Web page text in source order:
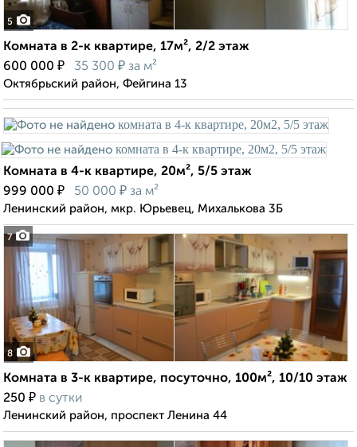
5
Комната в 2-к квартире, 17м², 2/2 этаж
600 000 ₽ 35 300 ₽ за м²
Октябрьский район, Фейгина 13
7
Комната в 4-к квартире, 20м², 5/5 этаж
999 000 ₽ 50 000 ₽ за м²
Ленинский район, мкр. Юрьевец, Михалькова 3Б
8
Комната в 3-к квартире, посуточно, 100м², 10/10 этаж
250 ₽ в сутки
Ленинский район, проспект Ленина 44